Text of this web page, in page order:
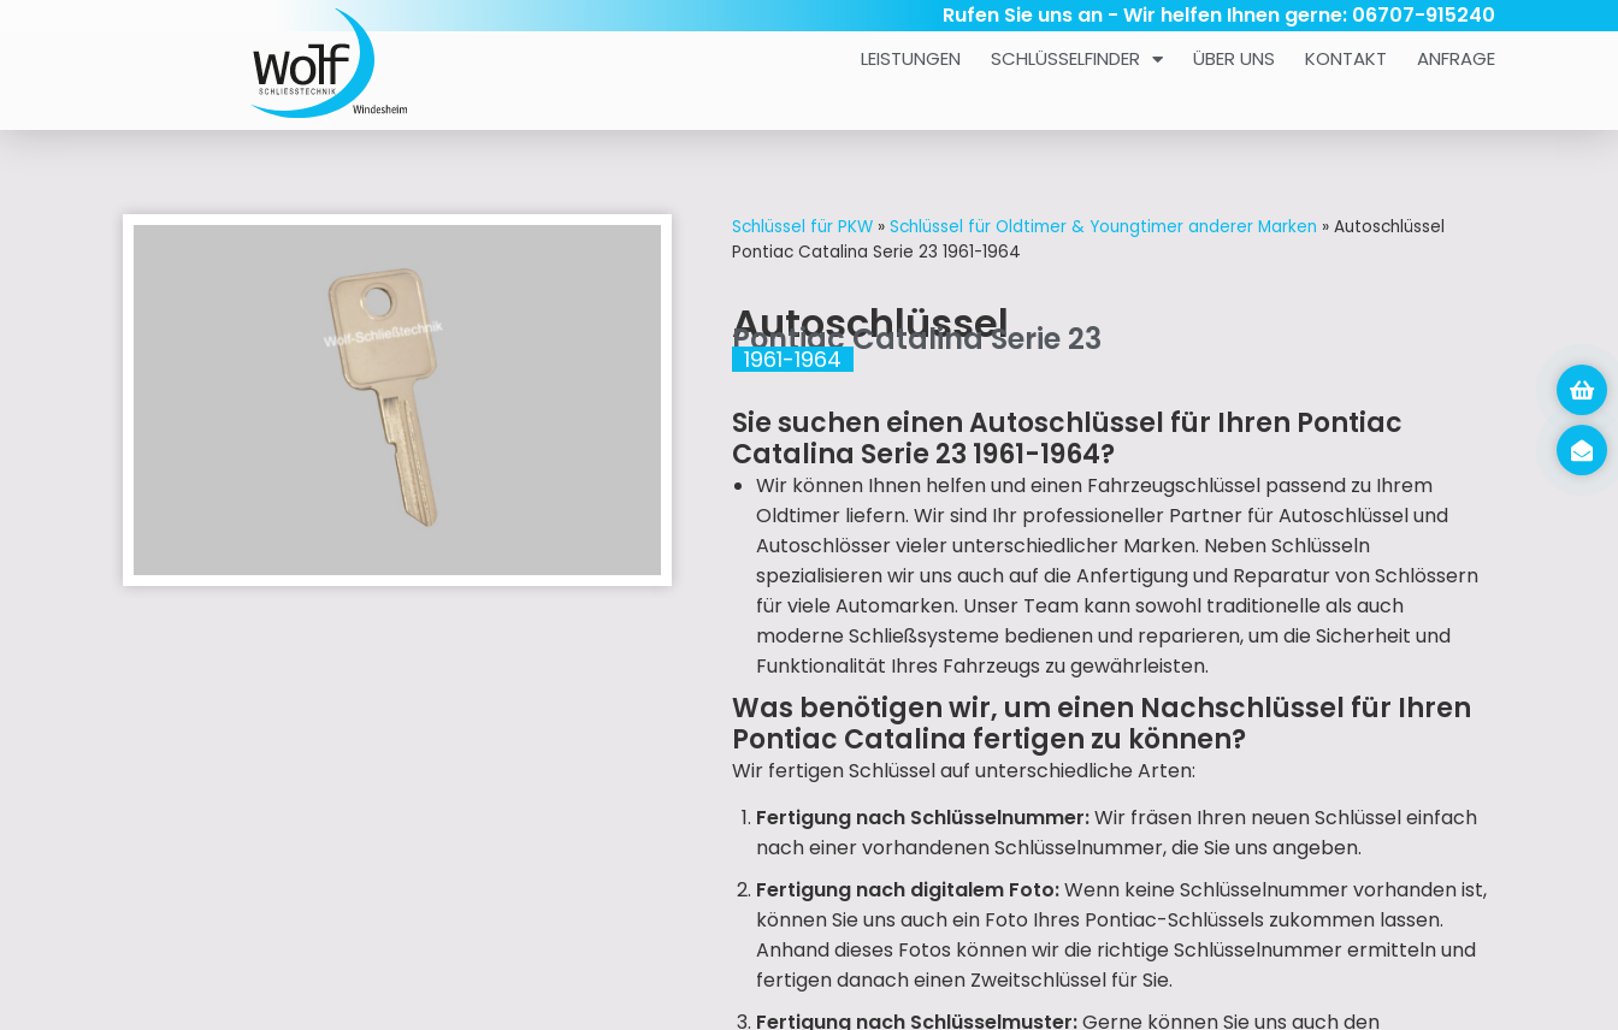
Rufen Sie uns an - Wir helfen Ihnen gerne: 06707-915240
LEISTUNGEN SCHLÜSSELFINDER ÜBER UNS KONTAKT ANFRAGE
Schlüssel für PKW » Schlüssel für Oldtimer & Youngtimer anderer Marken » Autoschlüssel
Pontiac Catalina Serie 23 1961-1964
Autoschlüssel
Pontiac Catalina Serie 23
1961-1964
Sie suchen einen Autoschlüssel für Ihren Pontiac
Catalina Serie 23 1961-1964?
Wir können Ihnen helfen und einen Fahrzeugschlüssel passend zu Ihrem
Oldtimer liefern. Wir sind Ihr professioneller Partner für Autoschlüssel und
Autoschlösser vieler unterschiedlicher Marken. Neben Schlüsseln
spezialisieren wir uns auch auf die Anfertigung und Reparatur von Schlössern
für viele Automarken. Unser Team kann sowohl traditionelle als auch
moderne Schließsysteme bedienen und reparieren, um die Sicherheit und
Funktionalität Ihres Fahrzeugs zu gewährleisten.
Was benötigen wir, um einen Nachschlüssel für Ihren
Pontiac Catalina fertigen zu können?
Wir fertigen Schlüssel auf unterschiedliche Arten:
Fertigung nach Schlüsselnummer:Wir fräsen Ihren neuen Schlüssel einfach
nach einer vorhandenen Schlüsselnummer, die Sie uns angeben.
Fertigung nach digitalem Foto:Wenn keine Schlüsselnummer vorhanden ist,
können Sie uns auch ein Foto Ihres Pontiac-Schlüssels zukommen lassen.
Anhand dieses Fotos können wir die richtige Schlüsselnummer ermitteln und
fertigen danach einen Zweitschlüssel für Sie.
Fertigung nach Schlüsselmuster:Gerne können Sie uns auch den